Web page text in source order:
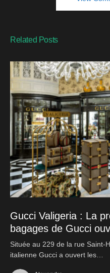
Related Posts
Gucci Valigeria : La
bagages de Gucci
Située au 229 de la rue Saint-
italienne Gucci a ouvert les…